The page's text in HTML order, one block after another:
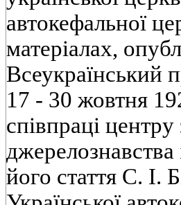
автокефальної
матеріалах,
17 - 30 жовтня
співпраці центру
його стаття С. І.